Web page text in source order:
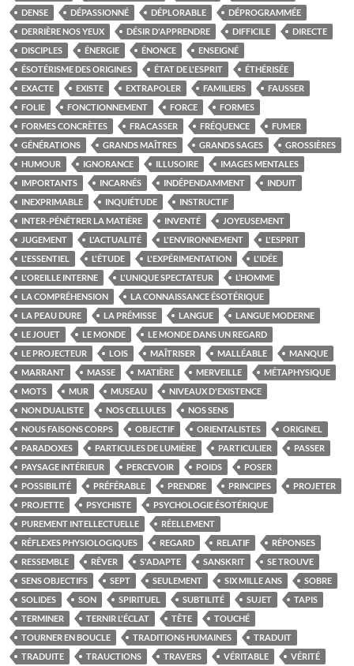
DENSE
DÉPASSIONNÉ DÉPLORABLE
DÉPROGRAMMÉE
DERRIÈRE NOS YEUX
DÉSIR D'APPRENDRE DIFFICILE
DIRECTE
DISCIPLES
ÉNERGIE ÉNONCE
ENSEIGNÉ
ÉSOTÉRISME DES ORIGINES
ÉTAT DE L'ESPRIT
ÉTHÉRISÉE
EXACTE
EXISTE EXTRAPOLER FAMILIERS
FAUSSER
FOLIE
FONCTIONNEMENT FORCE
FORMES
FORMES CONCRÈTES
FRACASSER FRÉQUENCE
FUMER
GÉNÉRATIONS
GRANDS MAÎTRES GRANDS SAGES
GROSSIÈRES
HUMOUR
IGNORANCE ILLUSOIRE
IMAGES MENTALES
IMPORTANTS
INCARNÉS INDÉPENDAMMENT
INDUIT
INEXPRIMABLE
INQUIÉTUDE
INSTRUCTIF
INTER-PÉNÉTRER LA MATIÈRE
INVENTÉ
JOYEUSEMENT
JUGEMENT
L'ACTUALITÉ L'ENVIRONNEMENT
L'ESPRIT
L'ESSENTIEL
L'ÉTUDE L'EXPÉRIMENTATION
L'IDÉE
L'OREILLE INTERNE
L'UNIQUE SPECTATEUR
L’HOMME
LA COMPRÉHENSION
LA CONNAISSANCE ÉSOTÉRIQUE
LA PEAU DURE
LA PRÉMISSE LANGUE
LANGUE MODERNE
LE JOUET
LE MONDE
LE MONDE DANS UN REGARD
LE PROJECTEUR
LOIS MAÎTRISER MALLÉABLE
MANQUE
MARRANT
MASSE MATIÈRE MERVEILLE
MÉTAPHYSIQUE
MOTS
MUR MUSEAU
NIVEAUX D'EXISTENCE
NON DUALISTE
NOS CELLULES
NOS SENS
NOUS FAISONS CORPS
OBJECTIF ORIENTALISTES
ORIGINEL
PARADOXES
PARTICULES DE LUMIÈRE PARTICULIER
PASSER
PAYSAGE INTÉRIEUR
PERCEVOIR POIDS
POSER
POSSIBILITÉ
PRÉFÉRABLE PRENDRE PRINCIPES
PROJETER
PROJETTE
PSYCHISTE
PSYCHOLOGIE ÉSOTÉRIQUE
PUREMENT INTELLECTUELLE
RÉELLEMENT
RÉFLEXES PHYSIOLOGIQUES
REGARD RELATIF
RÉPONSES
RESSEMBLE
RÊVER S'ADAPTE SANSKRIT
SE TROUVE
SENS OBJECTIFS
SEPT SEULEMENT SIX MILLE ANS
SOBRE
SOLIDES
SON SPIRITUEL SUBTILITÉ SUJET
TAPIS
TERMINER
TERNIR L'ÉCLAT TÊTE
TOUCHÉ
TOURNER EN BOUCLE
TRADITIONS HUMAINES
TRADUIT
TRADUITE
TRAUCTIONS TRAVERS VÉRITABLE
VÉRITÉ